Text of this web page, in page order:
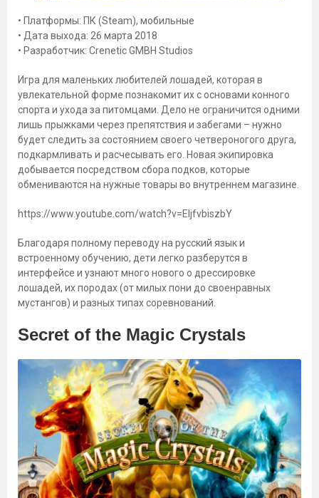
• Платформы: ПК (Steam), мобильные
• Дата выхода: 26 марта 2018
• Разработчик: Crenetic GMBH Studios
Игра для маленьких любителей лошадей, которая в
увлекательной форме познакомит их с основами конного
спорта и ухода за питомцами. Дело не ограничится одними
лишь прыжками через препятствия и забегами – нужно
будет следить за состоянием своего четвероногого друга,
подкармливать и расчесывать его. Новая экипировка
добывается посредством сбора подков, которые
обмениваются на нужные товары во внутреннем магазине.
https://www.youtube.com/watch?v=EljfvbiszbY
Благодаря полному переводу на русский язык и
встроенному обучению, дети легко разберутся в
интерфейсе и узнают много нового о дрессировке
лошадей, их породах (от милых пони до своенравных
мустангов) и разных типах соревнований.
Secret of the Magic Crystals